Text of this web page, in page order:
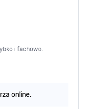
i fachowo.
online.